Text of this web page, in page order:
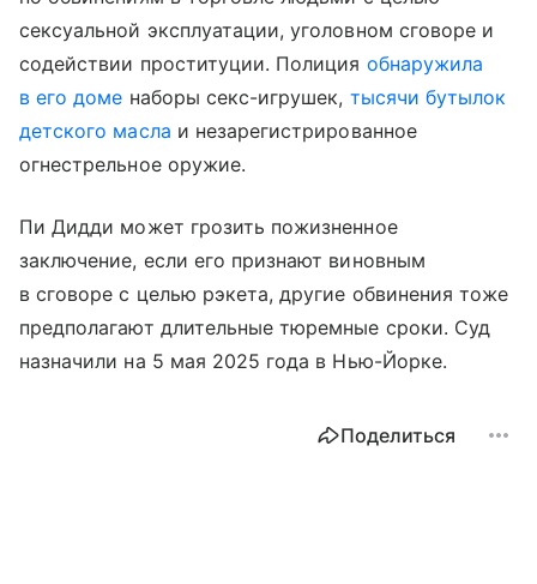
сексуальной эксплуатации, уголовном сговоре и
содействии проституции. Полиция обнаружила
в его доме наборы секс-игрушек, тысячи бутылок
детского масла и незарегистрированное
огнестрельное оружие.
Пи Дидди может грозить пожизненное
заключение, если его признают виновным
в сговоре с целью рэкета, другие обвинения тоже
предполагают длительные тюремные сроки. Суд
назначили на 5 мая 2025 года в Нью-Йорке.
Поделиться